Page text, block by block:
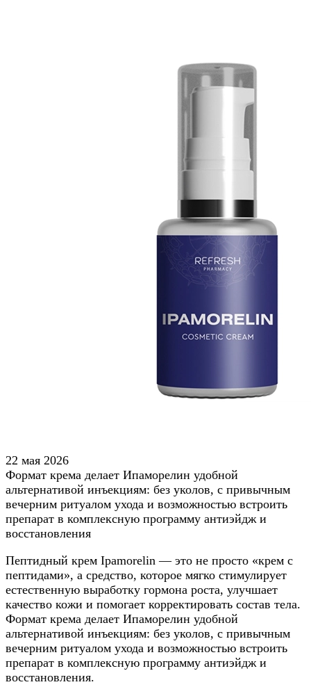
22 мая 2026
Формат крема делает Ипаморелин удобной
альтернативой инъекциям: без уколов, с привычным
вечерним ритуалом ухода и возможностью встроить
препарат в комплексную программу антиэйдж и
восстановления
Пептидный крем Ipamorelin — это не просто «крем с
пептидами», а средство, которое мягко стимулирует
естественную выработку гормона роста, улучшает
качество кожи и помогает корректировать состав тела.
Формат крема делает Ипаморелин удобной
альтернативой инъекциям: без уколов, с привычным
вечерним ритуалом ухода и возможностью встроить
препарат в комплексную программу антиэйдж и
восстановления.